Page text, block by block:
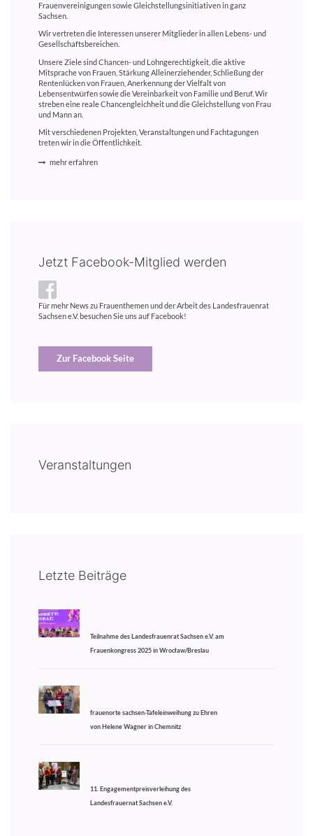
Frauenvereinigungen sowie Gleichstellungsinitiativen in ganz
Sachsen.
Wir vertreten die Interessen unserer Mitglieder in allen Lebens- und
Gesellschaftsbereichen.
Unsere Ziele sind Chancen- und Lohngerechtigkeit, die aktive
Mitsprache von Frauen, Stärkung Alleinerziehender, Schließung der
Rentenlücken von Frauen, Anerkennung der Vielfalt von
Lebensentwürfen sowie die Vereinbarkeit von Familie und Beruf. Wir
streben eine reale Chancengleichheit und die Gleichstellung von Frau
und Mann an.
Mit verschiedenen Projekten, Veranstaltungen und Fachtagungen
treten wir in die Öffentlichkeit.
mehr erfahren
Jetzt Facebook-Mitglied werden
Für mehr News zu Frauenthemen und der Arbeit des Landesfrauenrat
Sachsen e.V. besuchen Sie uns auf Facebook!
Zur Facebook Seite
Veranstaltungen
Letzte Beiträge
Teilnahme des Landesfrauenrat Sachsen e.V. am
Frauenkongress 2025 in Wrocław/Breslau
frauenorte sachsen-Tafeleinweihung zu Ehren
von Helene Wagner in Chemnitz
11. Engagementpreisverleihung des
Landesfrauernat Sachsen e.V.